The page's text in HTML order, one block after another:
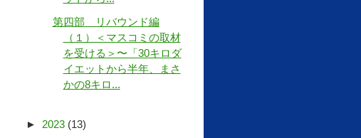
第四部 リバウンド編
（１）＜マスコミの取材
を受ける＞〜「30キロダ
イエットから半年、まさ
かの8キロ...
► 2023 (13)